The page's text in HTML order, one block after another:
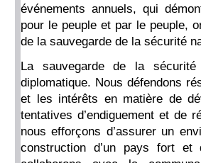
événements annuels, qui
pour le peuple et par le peuple,
de la sauvegarde de la sécurité
La sauvegarde de la
diplomatique. Nous défendons
et les intérêts en matière de
tentatives d’endiguement et de
nous efforçons d’assurer un
construction d’un pays fort et